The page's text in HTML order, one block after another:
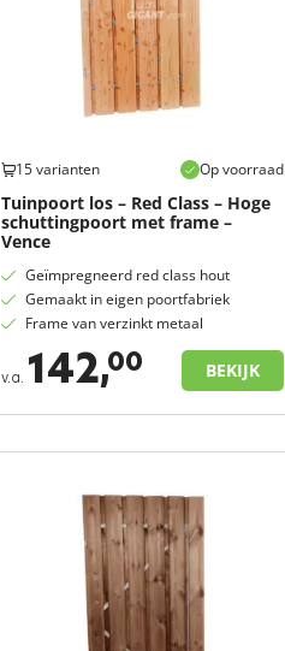
15 varianten Op voorraad
Tuinpoort los – Red Class – Hoge
schuttingpoort met frame –
Vence
Geïmpregneerd red class hout
Gemaakt in eigen poortfabriek
Frame van verzinkt metaal
v.a. 142,00 BEKIJK